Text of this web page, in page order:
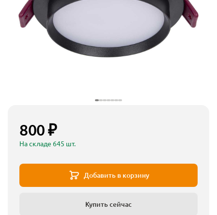
800 ₽
На складе 645 шт.
Добавить в корзину
Купить сейчас